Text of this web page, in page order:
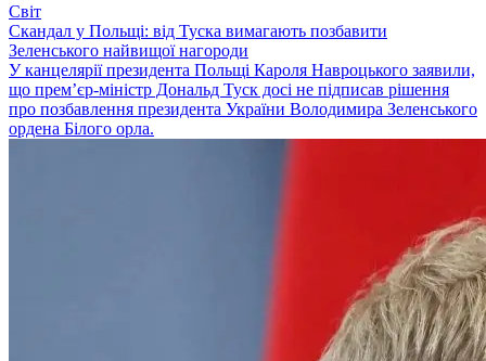
Світ
Скандал у Польщі: від Туска вимагають позбавити
Зеленського найвищої нагороди
У канцелярії президента Польщі Кароля Навроцького заявили,
що прем’єр-міністр Дональд Туск досі не підписав рішення
про позбавлення президента України Володимира Зеленського
ордена Білого орла.